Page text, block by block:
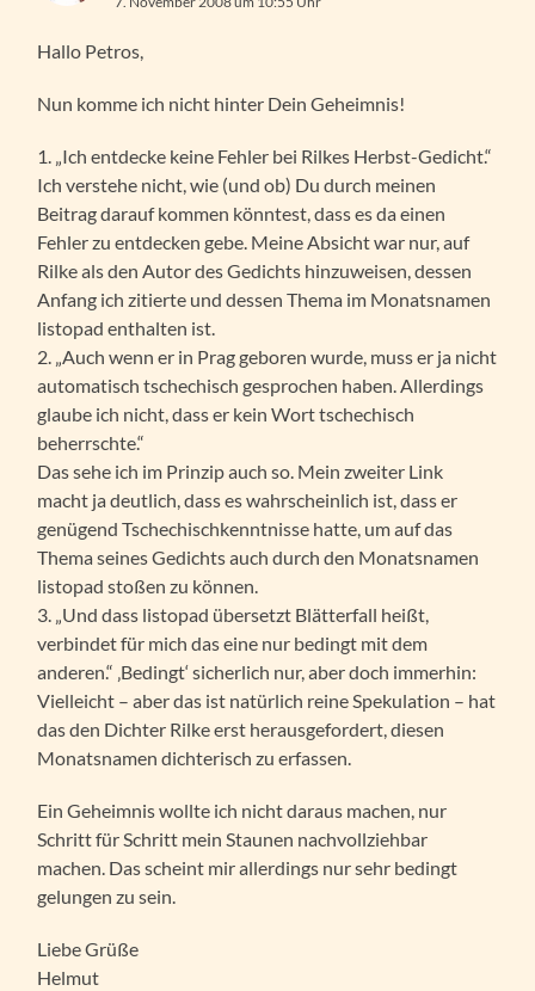
Hallo Petros,
Nun komme ich nicht hinter Dein Geheimnis!
1. „Ich entdecke keine Fehler bei Rilkes Herbst-Gedicht.“
Ich verstehe nicht, wie (und ob) Du durch meinen
Beitrag darauf kommen könntest, dass es da einen
Fehler zu entdecken gebe. Meine Absicht war nur, auf
Rilke als den Autor des Gedichts hinzuweisen, dessen
Anfang ich zitierte und dessen Thema im Monatsnamen
listopad enthalten ist.
2. „Auch wenn er in Prag geboren wurde, muss er ja nicht
automatisch tschechisch gesprochen haben. Allerdings
glaube ich nicht, dass er kein Wort tschechisch
beherrschte.“
Das sehe ich im Prinzip auch so. Mein zweiter Link
macht ja deutlich, dass es wahrscheinlich ist, dass er
genügend Tschechischkenntnisse hatte, um auf das
Thema seines Gedichts auch durch den Monatsnamen
listopad stoßen zu können.
3. „Und dass listopad übersetzt Blätterfall heißt,
verbindet für mich das eine nur bedingt mit dem
anderen.“ ‚Bedingt‘ sicherlich nur, aber doch immerhin:
Vielleicht – aber das ist natürlich reine Spekulation – hat
das den Dichter Rilke erst herausgefordert, diesen
Monatsnamen dichterisch zu erfassen.
Ein Geheimnis wollte ich nicht daraus machen, nur
Schritt für Schritt mein Staunen nachvollziehbar
machen. Das scheint mir allerdings nur sehr bedingt
gelungen zu sein.
Liebe Grüße
Helmut